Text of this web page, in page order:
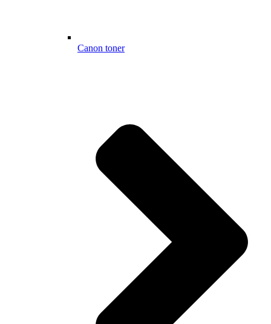
Canon toner